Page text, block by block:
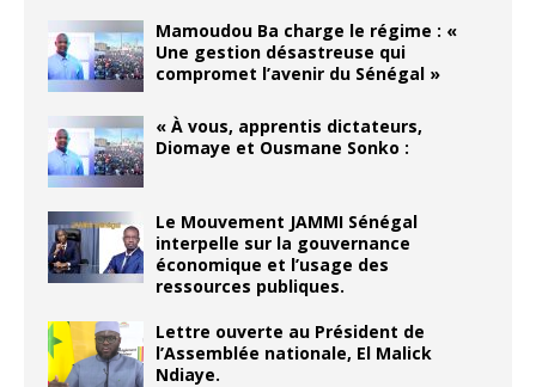
Mamoudou Ba charge le régime : «
Une gestion désastreuse qui
compromet l’avenir du Sénégal »
« À vous, apprentis dictateurs,
Diomaye et Ousmane Sonko :
Le Mouvement JAMMI Sénégal
interpelle sur la gouvernance
économique et l’usage des
ressources publiques.
Lettre ouverte au Président de
l’Assemblée nationale, El Malick
Ndiaye.